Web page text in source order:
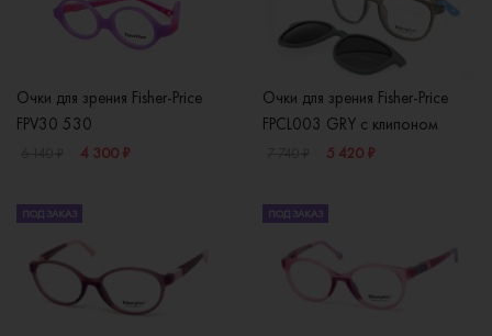
Очки для зрения Fisher-Price
FPV30 530
4 300 ₽
Очки для зрения Fisher-Price
FPCL003 GRY с клипоном
5 420 ₽
ПОД ЗАКАЗ ПОД ЗАКАЗ